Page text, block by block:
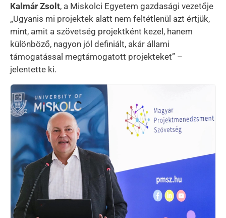
Kalmár Zsolt, a Miskolci Egyetem gazdasági vezetője
„Ugyanis mi projektek alatt nem feltétlenül azt értjük,
mint, amit a szövetség projektként kezel, hanem
különböző, nagyon jól definiált, akár állami
támogatással megtámogatott projekteket” –
jelentette ki.
Kép